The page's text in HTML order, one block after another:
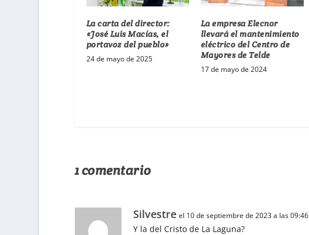
La carta del director:
«José Luis Macías, el
portavoz del pueblo»
24 de mayo de 2025
La empresa Elecnor
llevará el mantenimiento
eléctrico del Centro de
Mayores de Telde
17 de mayo de 2024
1 comentario
Silvestre el 10 de septiembre de 2023 a las 09:46
Y la del Cristo de La Laguna?